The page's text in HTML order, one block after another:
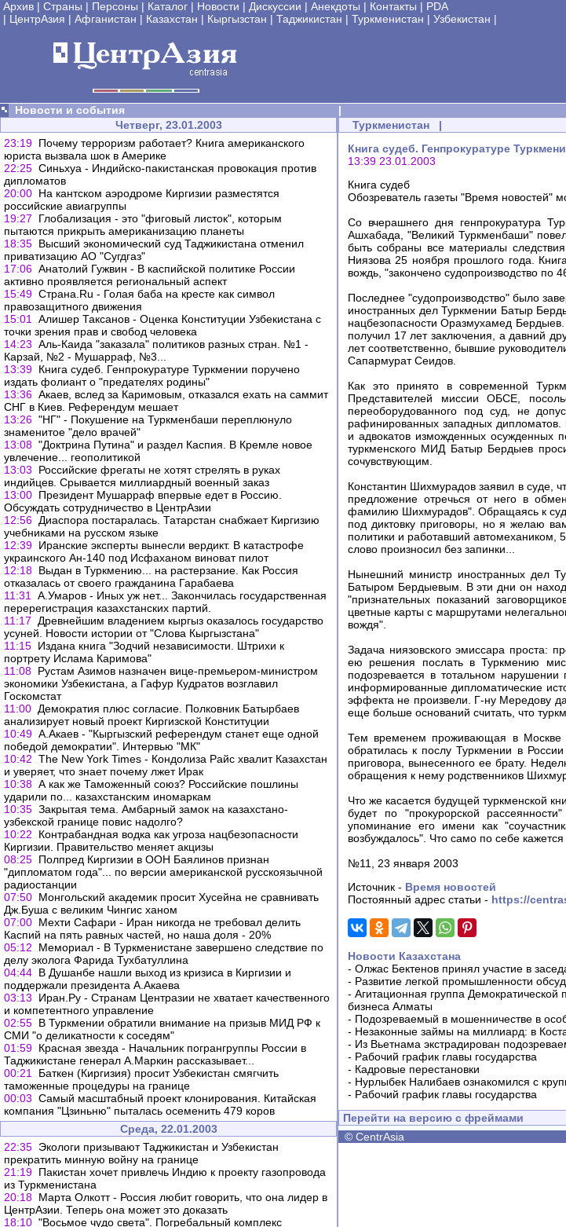
Архив | Страны | Персоны | Каталог | Новости | Дискуссии | Анекдоты | Контакты | PDA
| ЦентрАзия | Афганистан | Казахстан | Кыргызстан | Таджикистан | Туркменистан | Узбекистан |
Новости и события
|
Четверг, 23.01.2003
23:19 Почему терроризм работает? Книга американского
юриста вызвала шок в Америке
22:25 Синьхуа - Индийско-пакистанская провокация против
дипломатов
20:00 На кантском аэродроме Киргизии разместятся
российские авиагруппы
19:27
Глобализация - это "фиговый листок", которым
пытаются прикрыть американизацию планеты
18:35 Высший экономический суд Таджикистана отменил
приватизацию АО "Сугдгаз"
17:06 Анатолий Гужвин - В каспийской политике России
активно проявляется региональный аспект
15:49 Страна.Ru - Голая баба на кресте как символ
правозащитного движения
15:01
Алишер Таксанов - Оценка Конституции Узбекистана с
точки зрения прав и свобод человека
14:23 Аль-Каида "заказала" политиков разных стран. №1 -
Карзай, №2 - Мушарраф, №3...
13:39 Книга судеб. Генпрокуратуре Туркмении поручено
издать фолиант о "предателях родины"
13:36 Акаев, вслед за Каримовым, отказался ехать на саммит
СНГ в Киев. Референдум мешает
13:26 "НГ" - Покушение на Туркменбаши переплюнуло
знаменитое "дело врачей"
13:08 "Доктрина Путина" и раздел Каспия. В Кремле новое
увлечение... геополитикой
13:03
Российские фрегаты не хотят стрелять в руках
индийцев. Срывается миллиардный военный заказ
13:00 Президент Мушарраф впервые едет в Россию.
Обсуждать сотрудничество в ЦентрАзии
12:56 Диаспора постаралась. Татарстан снабжает Киргизию
учебниками на русском языке
12:39 Иранские эксперты вынесли вердикт. В катастрофе
украинского Ан-140 под Исфаханом виноват пилот
12:18 Выдан в Туркмению... на растерзание. Как Россия
отказалась от своего гражданина Гарабаева
11:31
А.Умаров - Иных уж нет... Закончилась государственная
перерегистрация казахстанских партий.
11:17
Древнейшим владением кыргыз оказалось государство
усуней. Новости истории от "Слова Кыргызстана"
11:15 Издана книга "Зодчий независимости. Штрихи к
портрету Ислама Каримова"
11:08 Рустам Азимов назначен вице-премьером-министром
экономики Узбекистана, а Гафур Кудратов возглавил
Госкомстат
11:00 Демократия плюс согласие. Полковник Батырбаев
анализирует новый проект Киргизской Конституции
10:49 А.Акаев - "Кыргызский референдум станет еще одной
победой демократии". Интервью "МК"
10:42 The New York Times - Кондолиза Райс хвалит Казахстан
и уверяет, что знает почему лжет Ирак
10:38 А как же Таможенный союз? Российские пошлины
ударили по... казахстанским иномаркам
10:35 Закрытая тема. Амбарный замок на казахстано-
узбекской границе повис надолго?
10:22
Контрабандная водка как угроза нацбезопасности
Киргизии. Правительство меняет акцизы
08:25 Полпред Киргизии в ООН Баялинов признан
"дипломатом года"... по версии американской русскоязычной
радиостанции
07:50 Монгольский академик просит Хусейна не сравнивать
Дж.Буша с великим Чингис ханом
07:00 Мехти Сафари - Иран никогда не требовал делить
Каспий на пять равных частей, но наша доля - 20%
05:12
Мемориал - В Туркменистане завершено следствие по
делу эколога Фарида Тухбатуллина
04:44 В Душанбе нашли выход из кризиса в Киргизии и
поддержали президента А.Акаева
03:13
Иран.Ру - Странам Центразии не хватает качественного
и компетентного управление
02:55 В Туркмении обратили внимание на призыв МИД РФ к
СМИ "о деликатности к соседям"
01:59 Красная звезда - Начальник погрангруппы России в
Таджикистане генерал А.Маркин рассказывает...
00:21
Баткен (Киргизия) просит Узбекистан смягчить
таможенные процедуры на границе
00:03 Самый масштабный проект клонирования. Китайская
компания "Цзиньню" пыталась осеменить 479 коров
Среда, 22.01.2003
22:35 Экологи призывают Таджикистан и Узбекистан
прекратить минную войну на границе
21:19 Пакистан хочет привлечь Индию к проекту газопровода
из Туркменистана
20:18 Марта Олкотт - Россия любит говорить, что она лидер в
ЦентрАзии. Теперь она может это доказать
18:10 "Восьмое чудо света". Погребальный комплекс
Туркменистан |
Книга судеб. Генпрокуратуре
13:39 23.01.2003
Книга судеб
Обозреватель газеты "Время новостей"
Со вчерашнего дня генпрокуратура
Ашхабада, "Великий Туркменбаши"
быть собраны все материалы
Ниязова 25 ноября прошлого года.
вождь, "закончено судопроизводство по
Последнее "судопроизводство" было
иностранных дел Туркмении Батыр
нацбезопасности Оразмухамед
получил 17 лет заключения, а давний
лет соответственно, бывшие
Сапармурат Сеидов.
Как это принято в современной
Представителей миссии ОБСЕ,
переоборудованного под суд, не
рафинированных западных дипломатов.
и адвокатов изможденных осужденных
туркменского МИД Батыр Бердыев
сочувствующим.
Константин Шихмурадов заявил в суде,
предложение отречься от него в
фамилию Шихмурадов". Обращаясь к
под диктовку приговоры, но я желаю
политики и работавший автомехаником,
слово произносил без запинки...
Нынешний министр иностранных дел
Батыром Бердыевым. В эти дни он
"признательных показаний
цветные карты с маршрутами
вождя".
Задача ниязовского эмиссара проста:
ею решения послать в Туркмению
подозревается в тотальном
информированные дипломатические
эффекта не произвели. Г-ну Мередову
еще больше оснований считать, что
Тем временем проживающая в Москве
обратилась к послу Туркмении в
приговора, вынесенного ее брату.
обращения к нему родственников
Что же касается будущей туркменской
будет по "прокурорской
упоминание его имени как
возбуждалось". Что само по себе кажется
№11, 23 января 2003
Источник - Время новостей
Постоянный адрес статьи - https://
Новости Казахстана
- Олжас Бектенов принял участие в
- Развитие легкой промышленности
- Агитационная группа Демократической
бизнеса Алматы
- Подозреваемый в мошенничестве в
- Незаконные займы на миллиард: в
- Из Вьетнама экстрадирован
- Рабочий график главы государства
- Кадровые перестановки
- Нурлыбек Налибаев ознакомился с
- Рабочий график главы государства
Перейти на версию с фреймами
© CentrAsia